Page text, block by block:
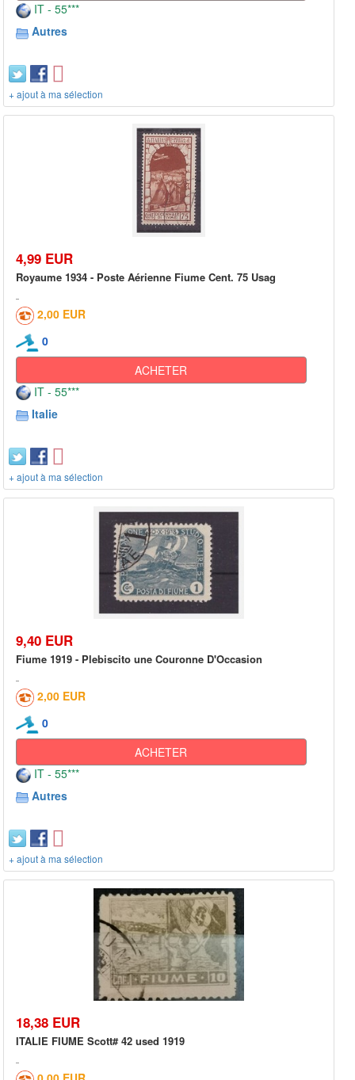
IT - 55***
Autres
+ ajout à ma sélection
4,99 EUR
Royaume 1934 - Poste Aérienne Fiume Cent. 75 Usag
2,00 EUR
0
ACHETER
IT - 55***
Italie
+ ajout à ma sélection
9,40 EUR
Fiume 1919 - Plebiscito une Couronne D'Occasion
2,00 EUR
0
ACHETER
IT - 55***
Autres
+ ajout à ma sélection
18,38 EUR
ITALIE FIUME Scott# 42 used 1919